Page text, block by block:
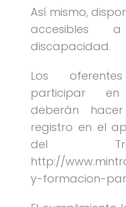
Así mismo,
accesibles
discapacidad.
Los
participar
deberán
registro en el
del
http://
y-formacion-